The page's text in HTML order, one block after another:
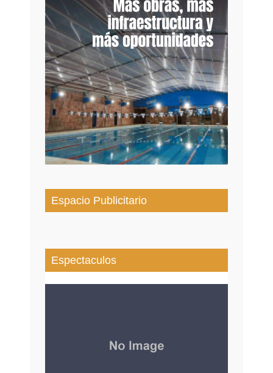
Espacio Publicitario
Espectaculos